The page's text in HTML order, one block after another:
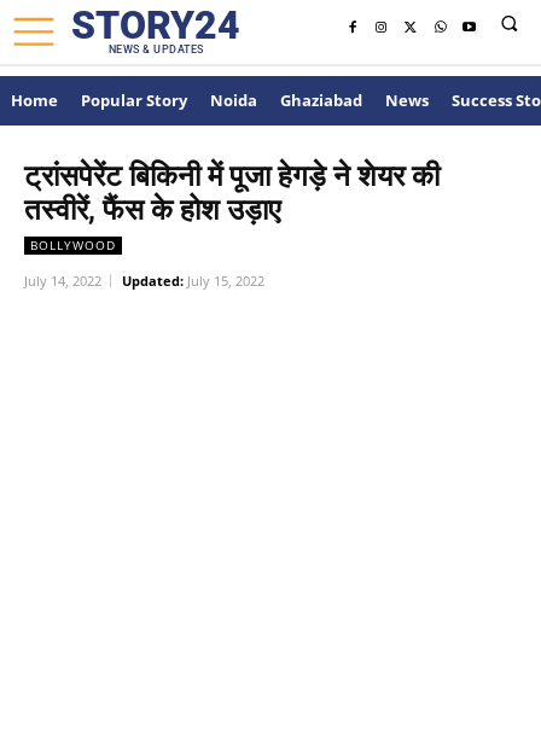
STORY24
NEWS & UPDATES
Home Popular Story Noida Ghaziabad News Success
ट्रांसपेरेंट बिकिनी में पूजा हेगड़े ने शेयर की
तस्वीरें, फैंस के होश उड़ाए
BOLLYWOOD
July 14, 2022 Updated: July 15, 2022